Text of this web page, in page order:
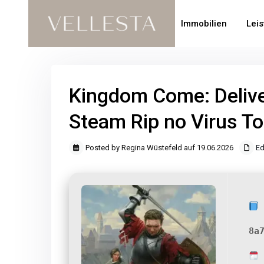
Immobilien
Kingdom Come:
Steam Rip no Virus
Posted by Regina Wüstefeld auf 19.06.2026